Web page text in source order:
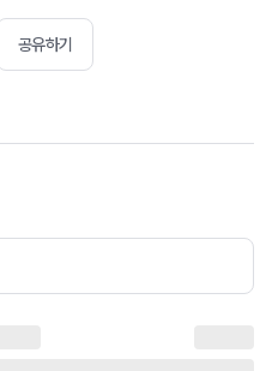
공유하기